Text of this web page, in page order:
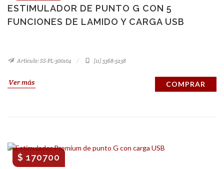
ESTIMULADOR DE PUNTO G CON 5
FUNCIONES DE LAMIDO Y CARGA USB
Artículo: SS-PL-300104 (11) 5368-5238
Ver más COMPRAR
$ 170700